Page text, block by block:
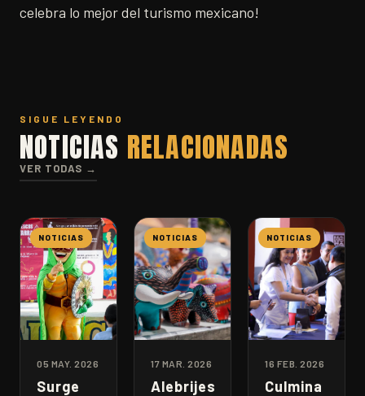
celebra lo mejor del turismo mexicano!
SIGUE LEYENDO
NOTICIAS RELACIONADAS
VER TODAS →
NOTICIAS
05 MAY. 2026
Surge
NOTICIAS
17 MAR. 2026
Alebrijes
NOTICIAS
16 FEB. 2026
Culmina